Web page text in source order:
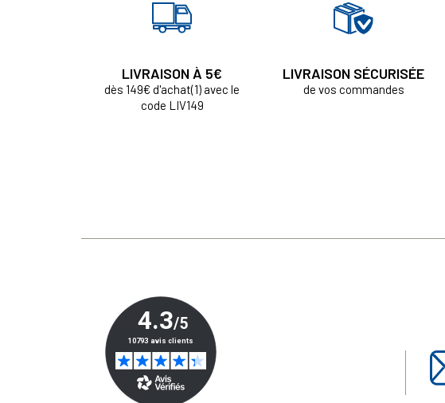
LIVRAISON À 5€
dès 149€ d'achat(1) avec le
code LIV149
LIVRAISON SÉCURISÉE
de vos commandes